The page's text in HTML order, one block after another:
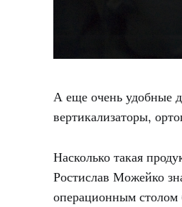
А еще очень удобные
вертикализаторы,
Насколько такая
Ростислав Можейко
операционным столом